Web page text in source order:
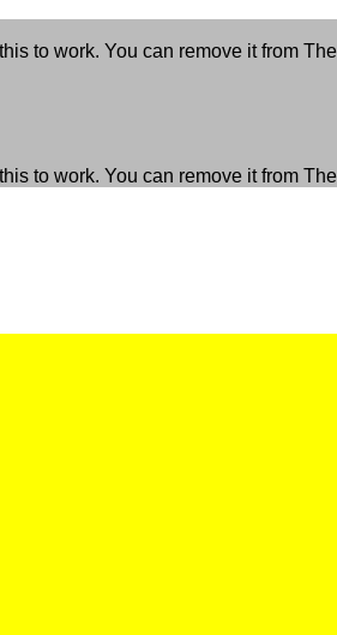
to work. You can remove it from
to work. You can remove it from